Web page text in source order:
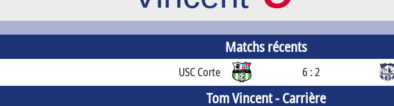
Matchs récents
USC Corte 6 : 2
Tom Vincent -Carrière